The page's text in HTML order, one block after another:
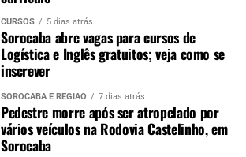
CURSOS 5 dias atrás
Sorocaba abre vagas para cursos de
Logística e Inglês gratuitos; veja como se
inscrever
SOROCABA E REGIÃO 7 dias atrás
Pedestre morre após ser atropelado por
vários veículos na Rodovia Castelinho, em
Sorocaba